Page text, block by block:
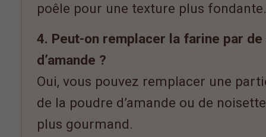
poêle pour une texture plus fondante.
4. Peut-on remplacer la farine par
d’amande ?
Oui, vous pouvez remplacer une
de la poudre d’amande ou de
plus gourmand.